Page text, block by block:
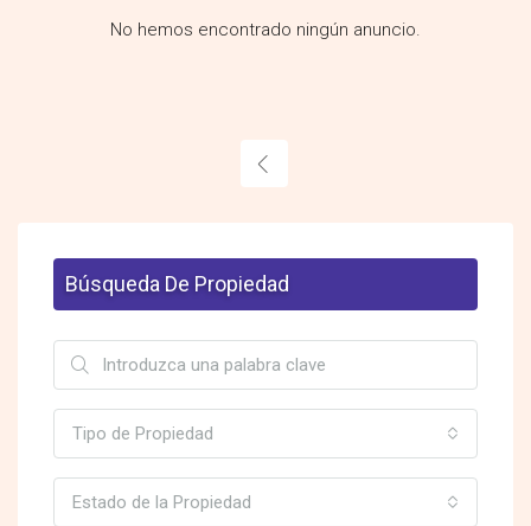
No hemos encontrado ningún anuncio.
Búsqueda De Propiedad
Tipo de Propiedad
Estado de la Propiedad